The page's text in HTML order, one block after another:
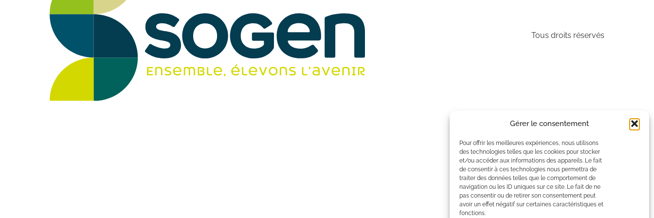
Gérer le consentement
Pour offrir les meilleures expériences, nous utilisons
des technologies telles que les cookies pour stocker
et/ou accéder aux informations des appareils. Le fait
de consentir à ces technologies nous permettra de
traiter des données telles que le comportement de
navigation ou les ID uniques sur ce site. Le fait de ne
pas consentir ou de retirer son consentement peut
avoir un effet négatif sur certaines caractéristiques et
fonctions.
Tous droits réservés